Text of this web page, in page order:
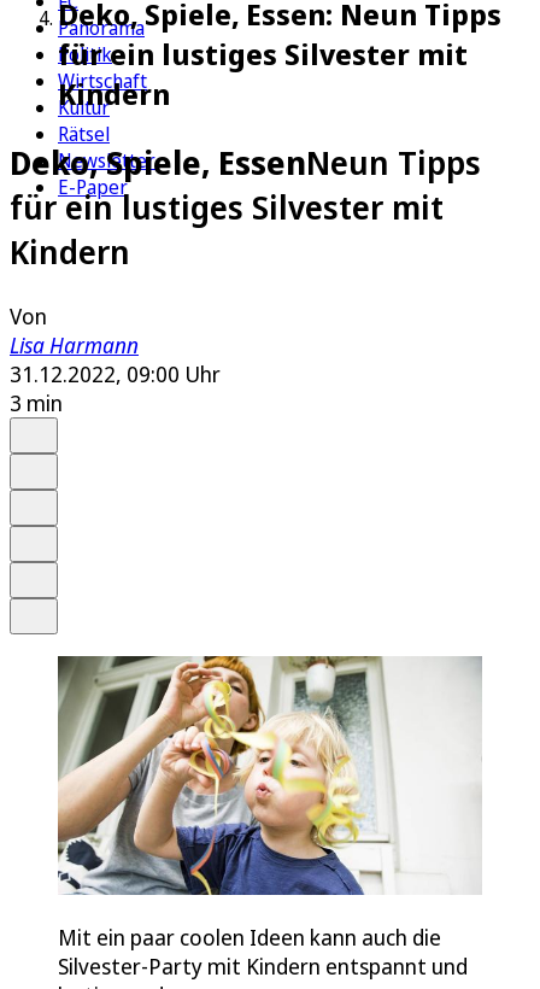
Panorama
Politik
Wirtschaft
Kultur
Rätsel
Newsletter
E-Paper
Deko, Spiele, Essen: Neun Tipps
für ein lustiges Silvester mit
Kindern
Deko, Spiele, EssenNeun Tipps
für ein lustiges Silvester mit
Kindern
Von
Lisa Harmann
31.12.2022, 09:00 Uhr
3 min
Mit ein paar coolen Ideen kann auch die
Silvester-Party mit Kindern entspannt und